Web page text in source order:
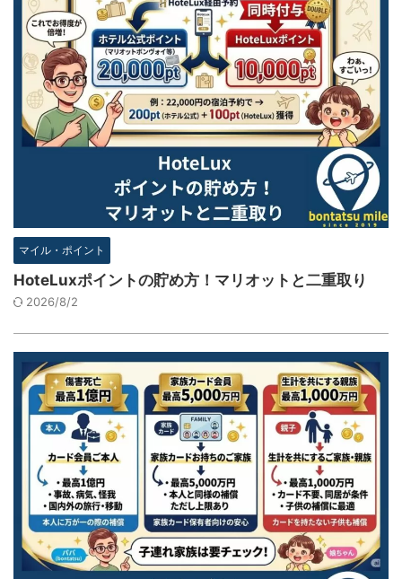
マイル・ポイント
HoteLuxポイントの貯め方！マリオットと二重取り
2026/8/2